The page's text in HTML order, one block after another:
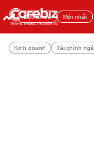
Đọc nhiều Mới nhất
Kinh doanh Tài chính